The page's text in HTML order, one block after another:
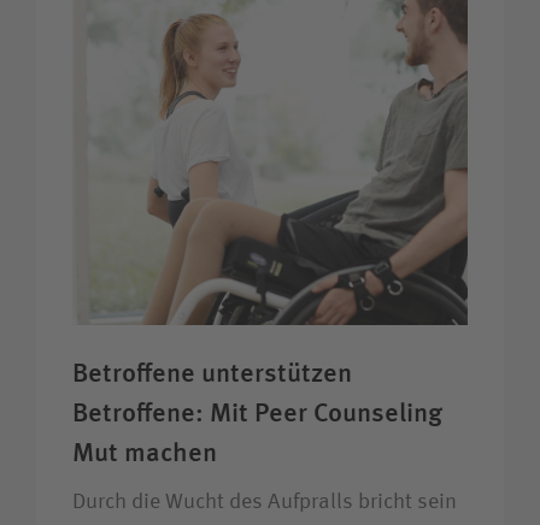
Betroffene unter­stützen
Betroffene: Mit Peer Counseling
Mut machen
Durch die Wucht des Aufpralls bricht sein